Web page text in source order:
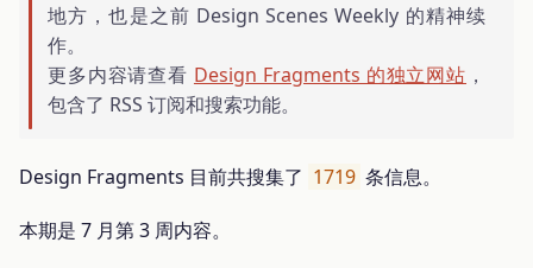
地方，也是之前 Design Scenes Weekly 的精神续
作。
更多内容请查看 Design Fragments 的独立网站 ，
包含了 RSS 订阅和搜索功能。
Design Fragments 目前共搜集了 1719 条信息。
本期是 7 月第 3 周内容。